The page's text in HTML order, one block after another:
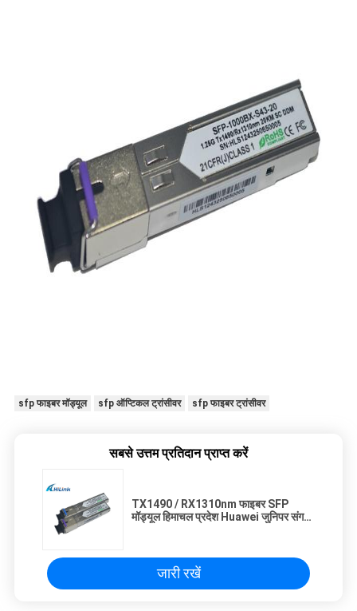
sfp फाइबर मॉड्यूल sfp ऑप्टिकल ट्रांसीवर sfp फाइबर ट्रांसीवर
सबसे उत्तम प्रतिदान प्राप्त करें
TX1490 / RX1310nm फाइबर SFP
मॉड्यूल हिमाचल प्रदेश Huawei जुनिपर संगत
जारी रखें